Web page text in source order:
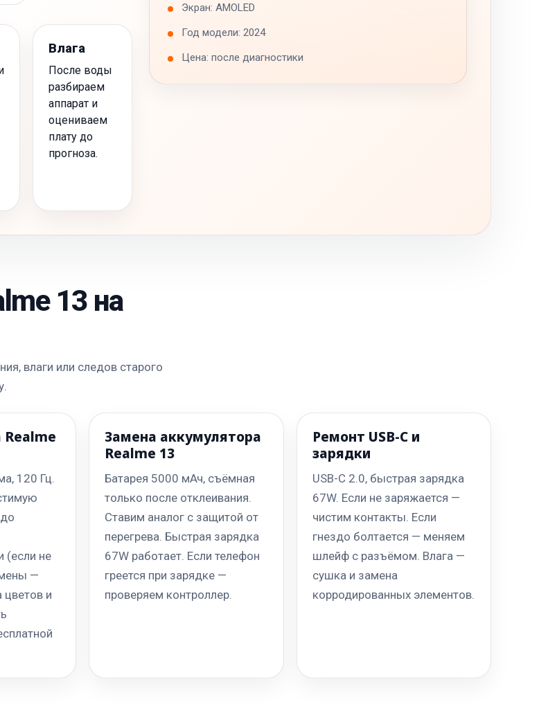
Влага
После воды
разбираем
аппарат и
оцениваем
плату до
прогноза.
Экран: AMOLED
Год модели: 2024
Цена: после диагностики
13 на
влаги или следов старого
Realme
120 Гц.
(если не
—
цветов и
Замена аккумулятора
Realme 13
Батарея 5000 мАч, съёмная
только после отклеивания.
Ставим аналог с защитой от
перегрева. Быстрая зарядка
67W работает. Если телефон
греется при зарядке —
проверяем контроллер.
Ремонт USB-C и
зарядки
USB-C 2.0, быстрая зарядка
67W. Если не заряжается —
чистим контакты. Если
гнездо болтается — меняем
шлейф с разъёмом. Влага —
сушка и замена
корродированных элементов.